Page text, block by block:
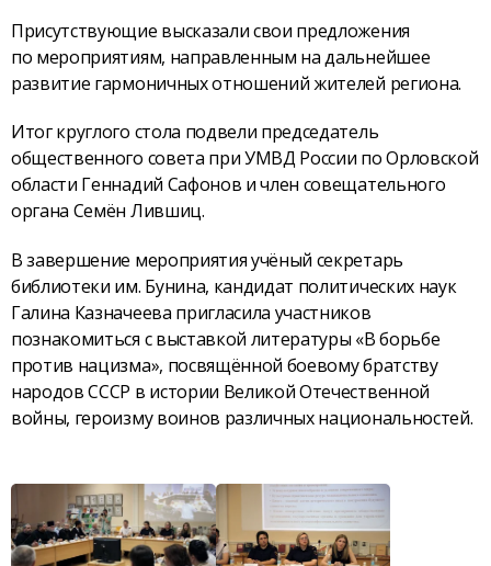
Присутствующие высказали свои предложения
по мероприятиям, направленным на дальнейшее
развитие гармоничных отношений жителей региона.
Итог круглого стола подвели председатель
общественного совета при УМВД России по Орловской
области Геннадий Сафонов и член совещательного
органа Семён Лившиц.
В завершение мероприятия учёный секретарь
библиотеки им. Бунина, кандидат политических наук
Галина Казначеева пригласила участников
познакомиться с выставкой литературы «В борьбе
против нацизма», посвящённой боевому братству
народов СССР в истории Великой Отечественной
войны, героизму воинов различных национальностей.